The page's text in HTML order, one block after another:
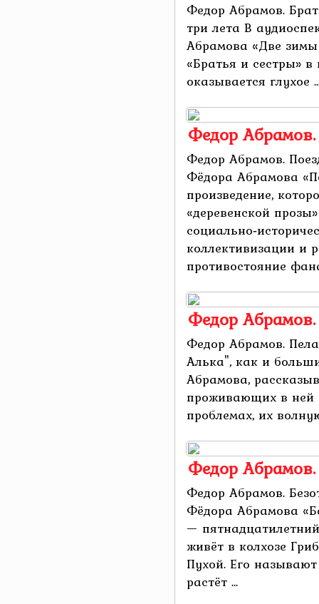
Федор Абрамов.
три лета В
Абрамова «Две
«Братья и сестры»
оказывается глухое
Федор
Федор Абрамов.
Фёдора Абрамова
произведение,
«деревенской
коллективизации и
противостояние
Федор
Федор Абрамов.
Алька", как и
Абрамова,
проживающих в ней
проблемах, их
Федор
Федор Абрамов.
Фёдора Абрамова
—
живёт в колхозе
Пухой. Его
растёт ...